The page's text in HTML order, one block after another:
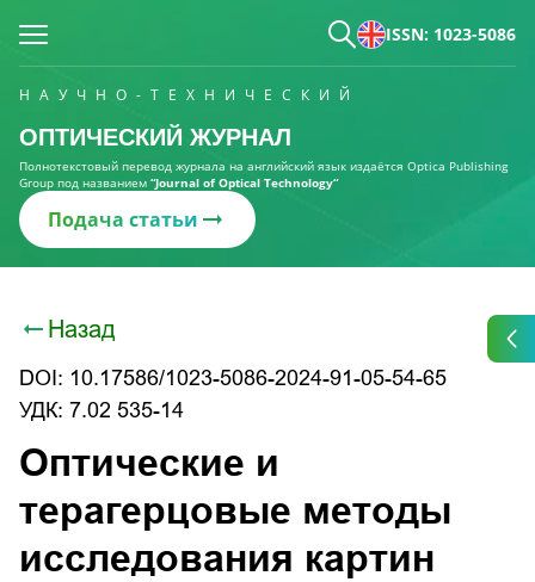
ISSN: 1023-5086
НАУЧНО-ТЕХНИЧЕСКИЙ
ОПТИЧЕСКИЙ ЖУРНАЛ
Полнотекстовый перевод журнала на английский язык издаётся Optica Publishing
Group под названием “Journal of Optical Technology“
Подача статьи
Назад
DOI: 10.17586/1023-5086-2024-91-05-54-65
УДК: 7.02 535-14
Оптические и
терагерцовые методы
исследования картин